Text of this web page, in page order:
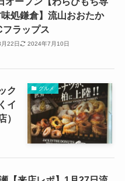
味処鎌倉】流山おおたか
フラップス
22日 2024年7月10日
グルメ
ク
イ
）